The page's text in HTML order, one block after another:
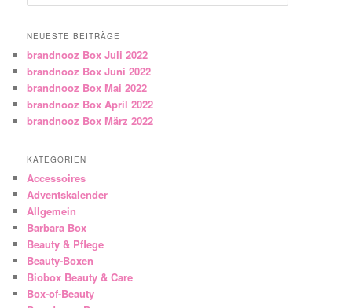
NEUESTE BEITRÄGE
brandnooz Box Juli 2022
brandnooz Box Juni 2022
brandnooz Box Mai 2022
brandnooz Box April 2022
brandnooz Box März 2022
KATEGORIEN
Accessoires
Adventskalender
Allgemein
Barbara Box
Beauty & Pflege
Beauty-Boxen
Biobox Beauty & Care
Box-of-Beauty